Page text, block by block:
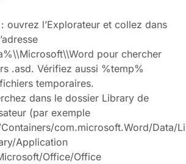
ouvrez l’Explorateur et collez dans
pour chercher
.asd. Vérifiez aussi %temp%
temporaires.
dans le dossier Library de
(par exemple
com.microsoft.Word/Data/
Application
Office/Office